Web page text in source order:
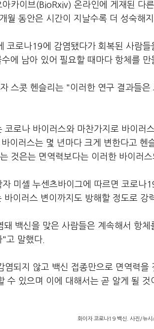
카이브(BioRxiv) 온라인에 게재된 다
월 동안은 시간이 지날수록 더 성숙해
코로나19에 감염됐다가 회복된 사람
에 남아 있어 필요할 때마다 항체를 만
스콧 헨슬리는 "이러한 연구 결과들
코로나 바이러스와 마찬가지로 바이러
이러스는 몇 년마다 크게 변한다고
것은는 면역력보다는 이러한 바이러
미셸 누센츠바이그에 따르면 코로나
이러스 변이까지도 방해할 정도로 강
백신을 맞은 사람들은 계속해서 항
고 말했다.
되지 않고 백신 접종만으로 면역력
수 있으며 이에 대해서는 곧 알게 될 것
화이자 코로나19 백신. 사진/뉴시